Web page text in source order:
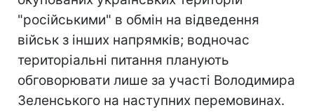
"російськими" в обмін на відведення
військ з інших напрямків; водночас
територіальні питання планують
обговорювати лише за участі Володимира
Зеленського на наступних перемовинах.